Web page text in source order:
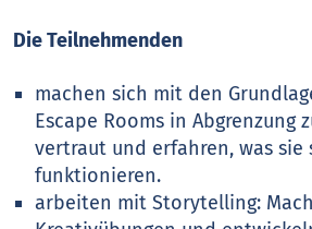
Die Teilnehmenden
machen sich mit den
Escape Rooms in Abgrenzung
vertraut und erfahren, was sie
funktionieren.
arbeiten mit Storytelling: